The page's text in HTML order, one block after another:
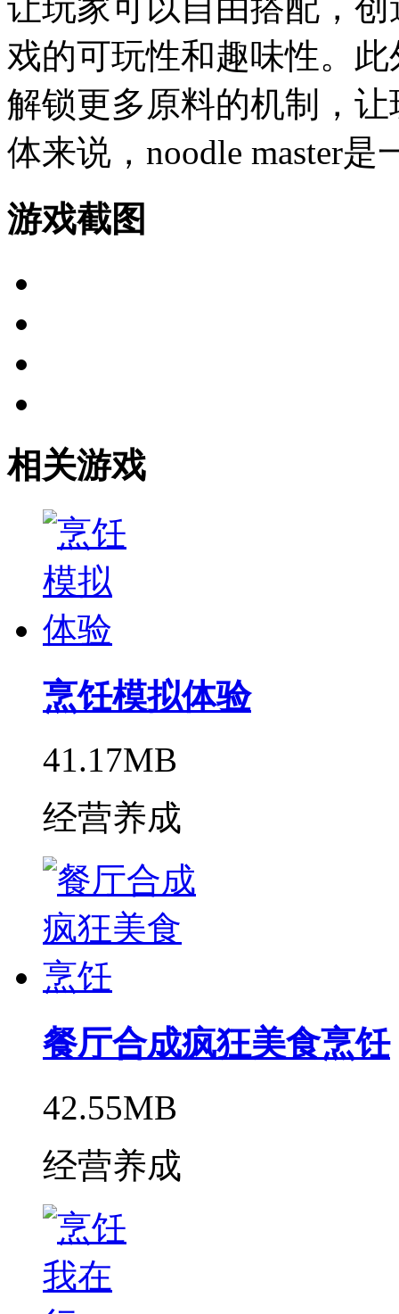
戏的可玩性和趣味性。
解锁更多原料的机制，
体来说，noodle master
游戏截图
相关游戏
烹饪模拟体验
41.17MB
经营养成
餐厅合成疯狂美食烹饪
42.55MB
经营养成